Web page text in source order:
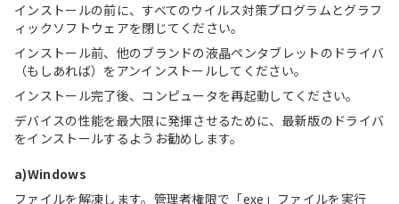
インストールの前に、すべてのウイルス対策プログラムとグラフ
ィックソフトウェアを閉じてください。
インストール前、他のブランドの液晶ペンタブレットのドライバ
（もしあれば）をアンインストールしてください。
インストール完了後、コンピュータを再起動してください。
デバイスの性能を最大限に発揮させるために、最新版のドライバ
をインストールするようお勧めします。
a)Windows
ファイルを解凍します。管理者権限で「exe」ファイルを実行